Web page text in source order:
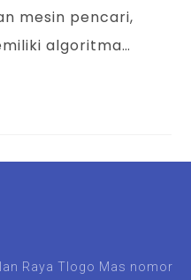
mesin pencari,
algoritma…
Raya Tlogo Mas nomor